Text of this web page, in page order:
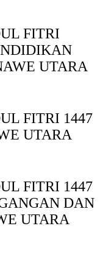
FITRI
UTARA
FITRI 1447
UTARA
FITRI 1447
DAN
UTARA